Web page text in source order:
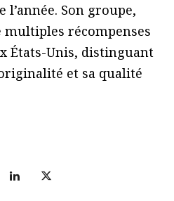
l’année. Son groupe,
multiples récompenses
États-Unis, distinguant
et sa qualité